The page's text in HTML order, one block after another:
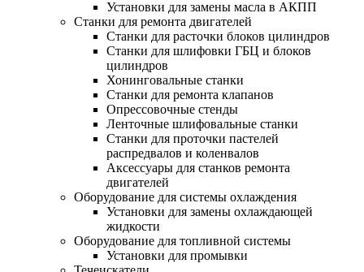
Установки для замены масла в АКПП
Станки для ремонта двигателей
Станки для расточки блоков цилиндров
Станки для шлифовки ГБЦ и блоков
цилиндров
Хонинговальные станки
Станки для ремонта клапанов
Опрессовочные стенды
Ленточные шлифовальные станки
Станки для проточки пастелей
распредвалов и коленвалов
Аксессуары для станков ремонта
двигателей
Оборудование для системы охлаждения
Установки для замены охлаждающей
жидкости
Оборудование для топливной системы
Установки для промывки